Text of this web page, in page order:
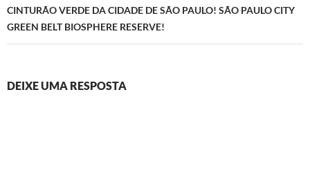
CINTURÃO VERDE DA CIDADE DE SÃO PAULO! SÃO PAULO CITY
GREEN BELT BIOSPHERE RESERVE!
DEIXE UMA RESPOSTA